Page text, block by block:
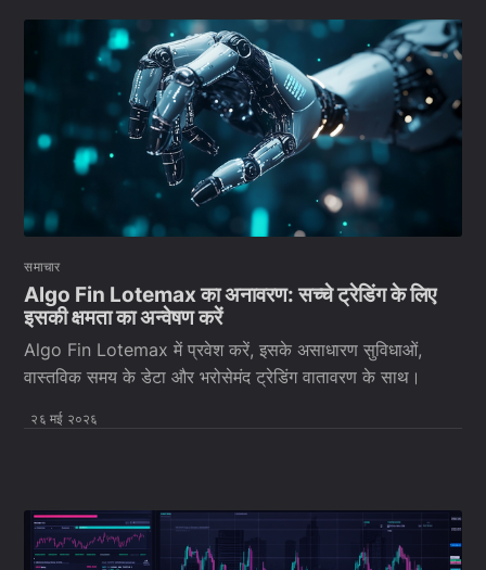
समाचार
Algo Fin Lotemax का अनावरण: सच्चे ट्रेडिंग के लिए
इसकी क्षमता का अन्वेषण करें
Algo Fin Lotemax में प्रवेश करें, इसके असाधारण सुविधाओं,
वास्तविक समय के डेटा और भरोसेमंद ट्रेडिंग वातावरण के साथ।
२६ मई २०२६